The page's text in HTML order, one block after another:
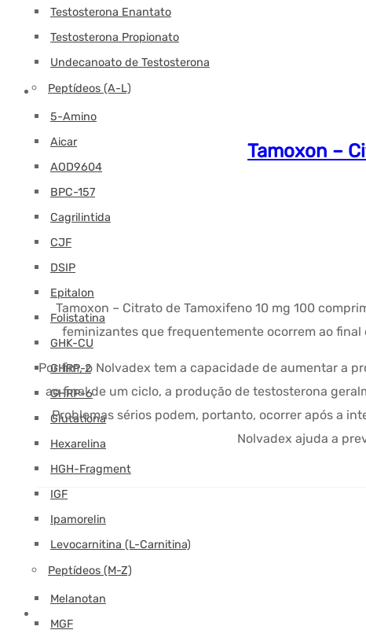
Testosterona Enantato
Testosterona Propionato
Undecanoato de Testosterona
Peptídeos (A-L)
5-Amino
Aicar
AOD9604
BPC-157
Cagrilintida
CJF
DSIP
Epitalon
Folistatina
GHK-CU
GHRP-2
GHRP-6
Glutationa
Hexarelina
HGH-Fragment
IGF
Ipamorelin
Levocarnitina (L-Carnitina)
Peptídeos (M-Z)
Melanotan
MGF
Tamoxon –
Tamoxon – Citrato de Tamoxifeno 10 mg 100
feminizantes que frequentemente ocorrem ao
Por fim, o Nolvadex tem a capacidade de aumentar a
ao final de um ciclo, a produção de testosterona
Problemas sérios podem, portanto, ocorrer após a
Nolvadex ajuda a